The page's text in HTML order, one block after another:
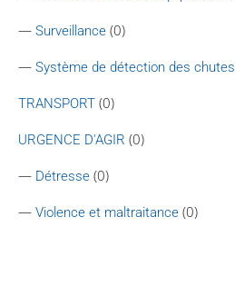
— Surveillance (0)
— Système de détection des chutes
TRANSPORT (0)
URGENCE D'AGIR (0)
— Détresse (0)
— Violence et maltraitance (0)